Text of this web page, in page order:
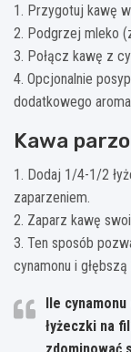
1. Przygotuj kawę
2. Podgrzej mleko
3. Połącz kawę z
4. Opcjonalnie
dodatkowego
Kawa
1. Dodaj 1/4-1/2
zaparzeniem.
2. Zaparz kawę
3. Ten sposób
cynamonu i
Ile
łyżeczki na